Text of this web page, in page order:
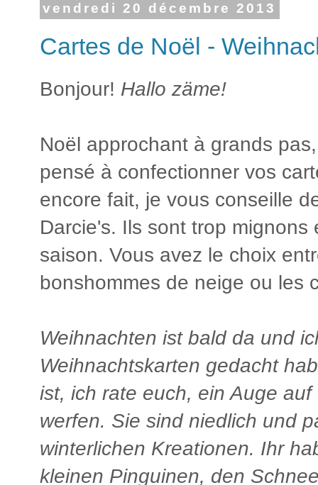
vendredi 20 décembre 2013
Cartes de Noël -
Bonjour! Hallo zäme!
Noël approchant à grands
pensé à confectionner vos
encore fait, je vous conseille
Darcie's. Ils sont trop
saison. Vous avez le choix
bonshommes de neige ou les
Weihnachten ist bald da und
Weihnachtskarten gedacht
ist, ich rate euch, ein Auge
werfen. Sie sind niedlich und
winterlichen Kreationen. Ihr
kleinen Pinguinen, den